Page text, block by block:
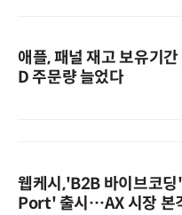
애플, 패널 재고 보유기
D 주문량 늘었다
웹케시,'B2B 바이브코
Port' 출시…AX 시장 본